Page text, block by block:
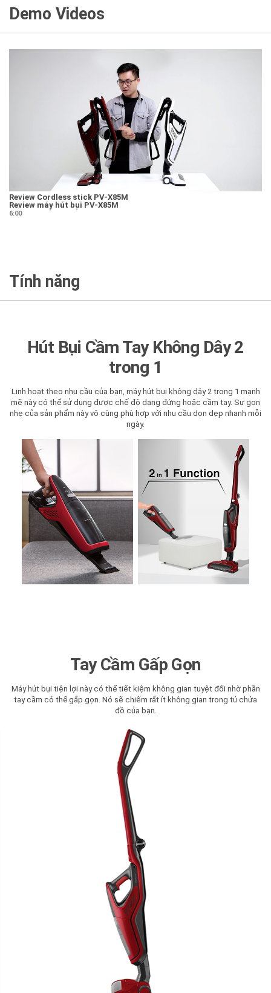
Demo Videos
Review Cordless stick PV-X85M
Review máy hút bụi PV-X85M
6:00
Tính năng
Hút Bụi Cầm Tay Không Dây 2
trong 1
Linh hoạt theo nhu cầu của bạn, máy hút bụi không dây 2 trong 1 mạnh
mẽ này có thể sử dụng được chế độ dạng đứng hoặc cầm tay. Sự gọn
nhẹ của sản phẩm này vô cùng phù hợp với nhu cầu dọn dẹp nhanh mỗi
ngày.
Tay Cầm Gấp Gọn
Máy hút bụi tiện lợi này có thể tiết kiệm không gian tuyệt đối nhờ phần
tay cầm có thể gấp gọn. Nó sẽ chiếm rất ít không gian trong tủ chứa
đồ của bạn.